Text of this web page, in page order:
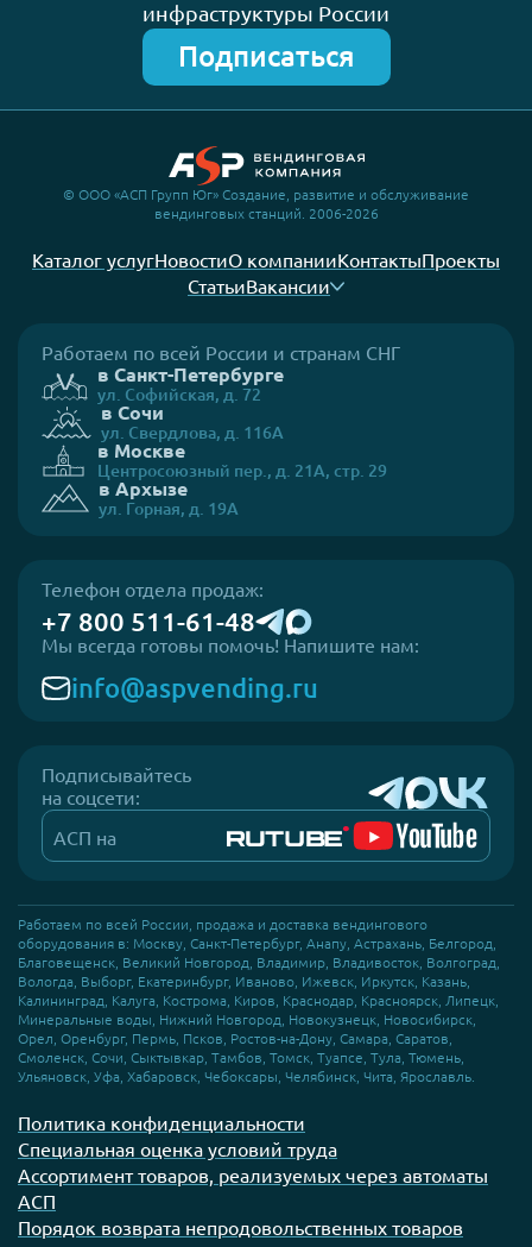
инфраструктуры России
Подписаться
© ООО «АСП Групп Юг» Создание, развитие и обслуживание
вендинговых станций. 2006-2026
Каталог услугНовостиО компанииКонтактыПроекты
СтатьиВакансии
Работаем по всей России и странам СНГ
в Санкт-Петербурге
ул. Софийская, д. 72
в Сочи
ул. Свердлова, д. 116А
в Москве
Центросоюзный пер., д. 21А, стр. 29
в Архызе
ул. Горная, д. 19А
Телефон отдела продаж:
+7 800 511-61-48
Мы всегда готовы помочь! Напишите нам:
info@aspvending.ru
Подписывайтесь
на соцсети:
АСП на
Работаем по всей России, продажа и доставка вендингового
оборудования в: Москву, Санкт-Петербург, Анапу, Астрахань, Белгород,
Благовещенск, Великий Новгород, Владимир, Владивосток, Волгоград,
Вологда, Выборг, Екатеринбург, Иваново, Ижевск, Иркутск, Казань,
Калининград, Калуга, Кострома, Киров, Краснодар, Красноярск, Липецк,
Минеральные воды, Нижний Новгород, Новокузнецк, Новосибирск,
Орел, Оренбург, Пермь, Псков, Ростов-на-Дону, Самара, Саратов,
Смоленск, Сочи, Сыктывкар, Тамбов, Томск, Туапсе, Тула, Тюмень,
Ульяновск, Уфа, Хабаровск, Чебоксары, Челябинск, Чита, Ярославль.
Политика конфиденциальности
Специальная оценка условий труда
Ассортимент товаров, реализуемых через автоматы
АСП
Порядок возврата непродовольственных товаров